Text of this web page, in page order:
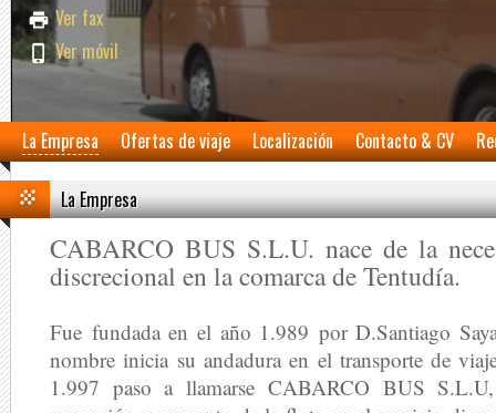
Ver fax
Ver móvil
La Empresa Ofertas de viaje Localización Contacto & CV
La Empresa
CABARCO BUS S.L.U. nace de la
discrecional en la comarca de Tentudía.
Fue fundada en el año 1.989 por D.Santiago
nombre inicia su andadura en el transporte de
1.997 paso a llamarse CABARCO BUS